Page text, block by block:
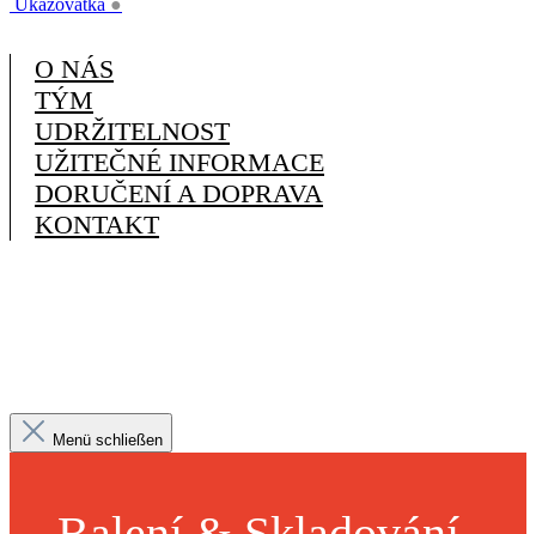
Ukazovátka ●
O NÁS
TÝM
UDRŽITELNOST
UŽITEČNÉ INFORMACE
DORUČENÍ A DOPRAVA
KONTAKT
Menü schließen